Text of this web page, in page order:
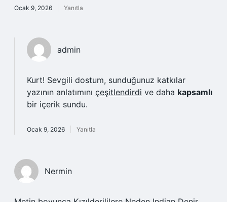
Ocak 9, 2026 Yanıtla
admin
Kurt! Sevgili dostum, sunduğunuz katkılar
yazının anlatımını çeşitlendirdi ve daha kapsamlı
bir içerik sundu.
Ocak 9, 2026 Yanıtla
Nermin